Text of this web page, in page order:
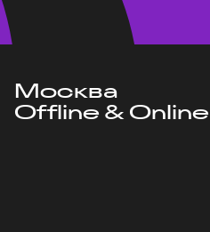
Москва
Offline & Online